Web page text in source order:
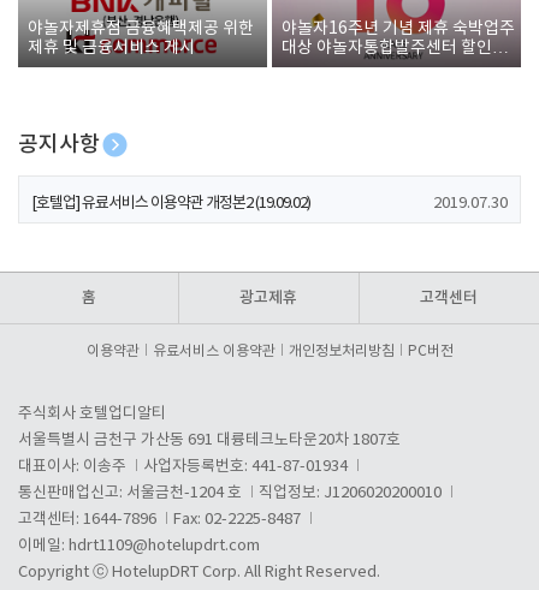
야놀자제휴점 금융혜택제공 위한
제휴 및 금융서비스 게시
야놀자16주년 기념 제휴 숙박업주
대상 야놀자통합발주센터 할인쿠
폰 증정
공지사항
[호텔업] 개인정보 처리방침 개정본1 (19.09.02)
[호텔업] 유료서비스 이용약관 개정본2 (19.09.02) 2019.07.30
홈 광고제휴 고객센터
이용약관 유료서비스 이용약관 개인정보처리방침 PC버전
주식회사 호텔업디알티
서울특별시 금천구 가산동 691 대륭테크노타운20차 1807호
대표이사: 이송주
사업자등록번호: 441-87-01934
통신판매업신고: 서울금천-1204 호
직업정보: J1206020200010
고객센터: 1644-7896
Fax: 02-2225-8487
이메일: hdrt1109@hotelupdrt.com
Copyright ⓒ HotelupDRT Corp. All Right Reserved.